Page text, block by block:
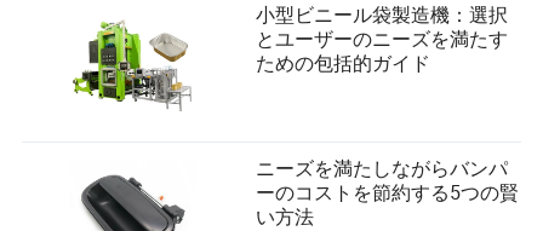
小型ビニール袋製造機：選択
とユーザーのニーズを満たす
ための包括的ガイド
ニーズを満たしながらバンパ
ーのコストを節約する5つの賢
い方法